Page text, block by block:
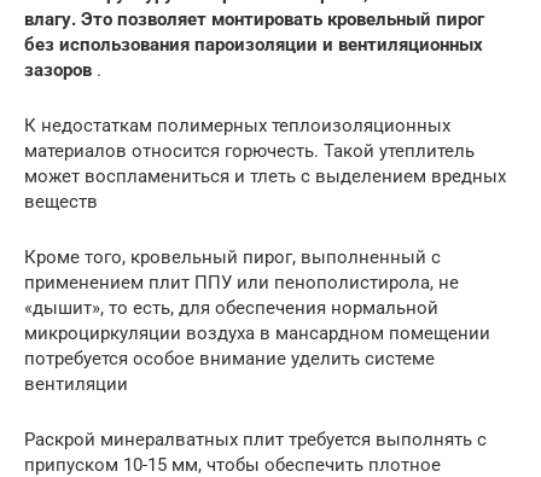
влагу. Это позволяет монтировать кровельный пирог
без использования пароизоляции и вентиляционных
зазоров .
К недостаткам полимерных теплоизоляционных
материалов относится горючесть. Такой утеплитель
может воспламениться и тлеть с выделением вредных
веществ
Кроме того, кровельный пирог, выполненный с
применением плит ППУ или пенополистирола, не
«дышит», то есть, для обеспечения нормальной
микроциркуляции воздуха в мансардном помещении
потребуется особое внимание уделить системе
вентиляции
Раскрой минералватных плит требуется выполнять с
припуском 10-15 мм, чтобы обеспечить плотное